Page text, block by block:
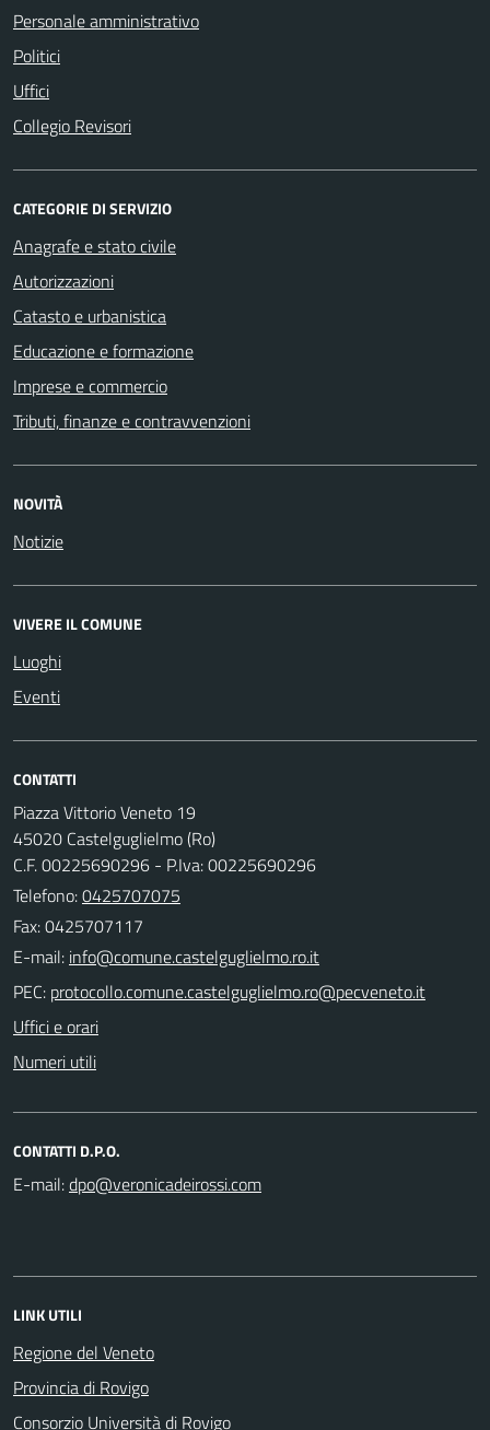
Personale amministrativo
Politici
Uffici
Collegio Revisori
CATEGORIE DI SERVIZIO
Anagrafe e stato civile
Autorizzazioni
Catasto e urbanistica
Educazione e formazione
Imprese e commercio
Tributi, finanze e contravvenzioni
NOVITÀ
Notizie
VIVERE IL COMUNE
Luoghi
Eventi
CONTATTI
Piazza Vittorio Veneto 19
45020 Castelguglielmo (Ro)
C.F. 00225690296 - P.Iva: 00225690296
Telefono:0425707075
Fax: 0425707117
E-mail:
PEC:
Uffici e orari
Numeri utili
CONTATTI D.P.O.
E-mail:
LINK UTILI
Regione del Veneto
Provincia di Rovigo
Consorzio Università di Rovigo